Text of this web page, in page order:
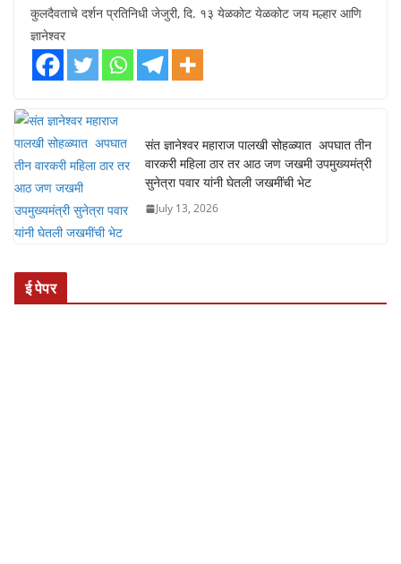
कुलदैवताचे दर्शन प्रतिनिधी जेजुरी, दि. १३ येळकोट येळकोट जय मल्हार आणि
ज्ञानेश्वर
संत ज्ञानेश्वर महाराज पालखी सोहळ्यात अपघात तीन
वारकरी महिला ठार तर आठ जण जखमी उपमुख्यमंत्री
सुनेत्रा पवार यांनी घेतली जखमींची भेट
July 13, 2026
ई पेपर